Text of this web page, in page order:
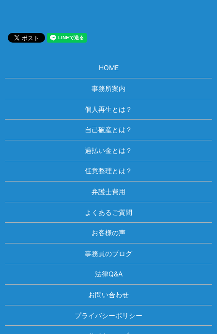
HOME
事務所案内
個人再生とは？
自己破産とは？
過払い金とは？
任意整理とは？
弁護士費用
よくあるご質問
お客様の声
事務員のブログ
法律Q&A
お問い合わせ
プライバシーポリシー